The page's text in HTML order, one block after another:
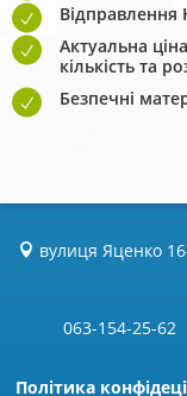
Актуальна
кількість та
Безпечні
вулиця Яценко
063-154-25-62
Політика